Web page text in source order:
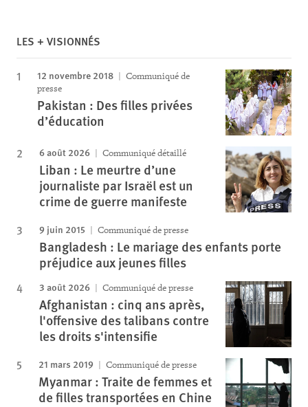
LES + VISIONNÉS
12 novembre 2018
Communiqué de
presse
Pakistan : Des filles privées
d’éducation
6 août 2026 Communiqué détaillé
Liban : Le meurtre d’une
journaliste par Israël est un
crime de guerre manifeste
9 juin 2015 Communiqué de presse
Bangladesh : Le mariage des enfants porte
préjudice aux jeunes filles
3 août 2026 Communiqué de presse
Afghanistan : cinq ans après,
l'offensive des talibans contre
les droits s'intensifie
21 mars 2019 Communiqué de presse
Myanmar : Traite de femmes et
de filles transportées en Chine